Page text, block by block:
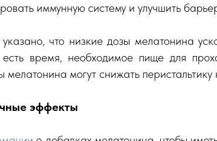
иммунную систему и улучшить
указано, что низкие дозы мелатонина
время, необходимое пище для
могут снижать
эффекты